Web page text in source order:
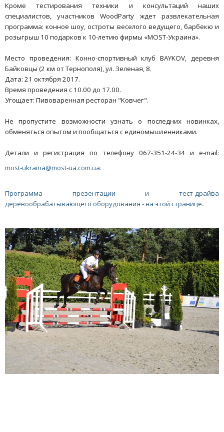
Кроме тестирования техники и консультаций наших
специалистов, участников WoodParty ждет развлекательная
программа: конное шоу, остроты веселого ведущего, барбекю и
розыгрыш 10 подарков к 10-летию фирмы «МОSТ-Украина».
Место проведения: Конно-спортивный клуб BAYKOV, деревня
Байковцы (2 км от Тернополя), ул. Зеленая, 8.
Дата: 21 октября 2017.
Время проведения с 10.00 до 17.00.
Угощает: Пивоваренная ресторан "Ковчег".
Не пропустите возможности узнать о последних новинках,
обменяться опытом и пообщаться с единомышленниками.
Детали и регистрация по телефону 067-351-24-34 и е-mail:
most-ukraina@most-ua.com.ua.
Программа презентации и тест-драйва
деревообрабатывающего оборудования - на этой странице.